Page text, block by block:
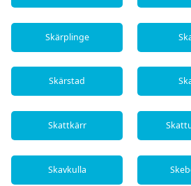
Skärplinge
Skärstad
Skattkärr
Skavkulla